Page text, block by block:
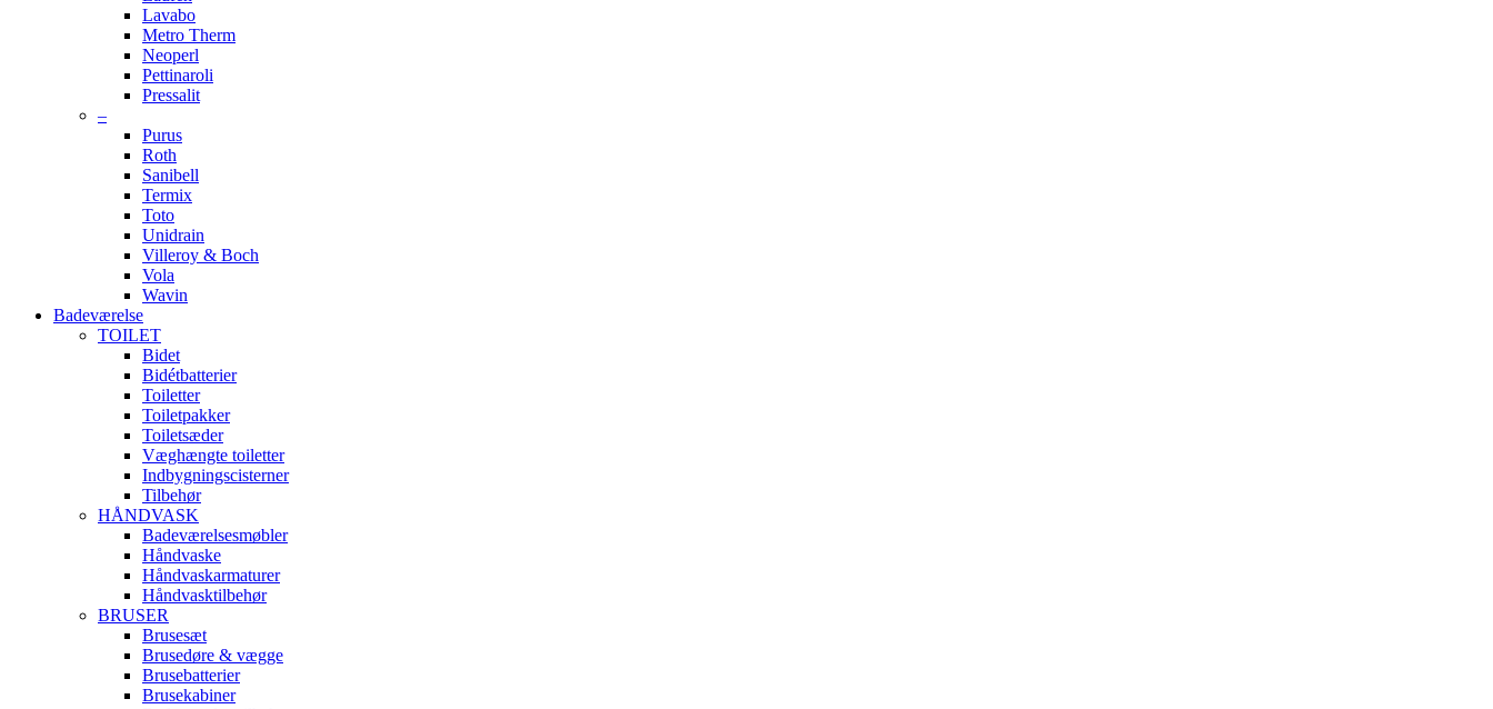
Lavabo
Metro Therm
Neoperl
Pettinaroli
Pressalit
–
Purus
Roth
Sanibell
Termix
Toto
Unidrain
Villeroy & Boch
Vola
Wavin
Badeværelse
TOILET
Bidet
Bidétbatterier
Toiletter
Toiletpakker
Toiletsæder
Væghængte toiletter
Indbygningscisterner
Tilbehør
HÅNDVASK
Badeværelsesmøbler
Håndvaske
Håndvaskarmaturer
Håndvasktilbehør
BRUSER
Brusesæt
Brusedøre & vægge
Brusebatterier
Brusekabiner